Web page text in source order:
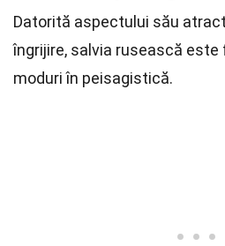
Datorită aspectului său
îngrijire, salvia rusească
moduri în peisagistică.